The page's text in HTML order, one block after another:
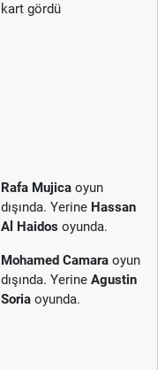
kart gördü
Rafa Mujica oyun
dışında. Yerine Hassan
Al Haidos oyunda.
Mohamed Camara oyun
dışında. Yerine Agustin
Soria oyunda.